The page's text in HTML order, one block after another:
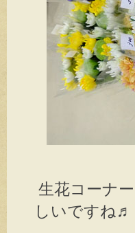
生花コーナ
しいですね♬